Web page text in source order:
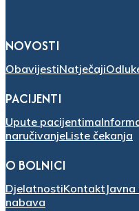
NOVOSTI
ObavijestiNatječaji
PACIJENTI
Upute pacijentima
naručivanjeListe čekanja
O BOLNICI
DjelatnostiKontakt
nabava